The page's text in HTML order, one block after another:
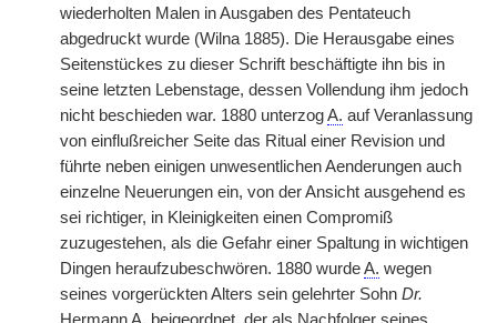
wiederholten Malen in Ausgaben des Pentateuch
abgedruckt wurde (Wilna 1885). Die Herausgabe eines
Seitenstückes zu dieser Schrift beschäftigte ihn bis in
seine letzten Lebenstage, dessen Vollendung ihm jedoch
nicht beschieden war. 1880 unterzogA. auf Veranlassung
von einflußreicher Seite das Ritual einer Revision und
führte neben einigen unwesentlichen Aenderungen auch
einzelne Neuerungen ein, von der Ansicht ausgehend es
sei richtiger, in Kleinigkeiten einen Compromiß
zuzugestehen, als die Gefahr einer Spaltung in wichtigen
Dingen heraufzubeschwören. 1880 wurdeA. wegen
seines vorgerückten Alters sein gelehrter Sohn Dr.